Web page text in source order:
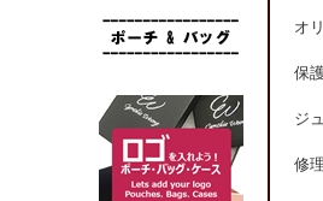
オ
保
ジ
修理